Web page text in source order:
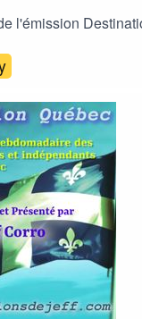
l'émission